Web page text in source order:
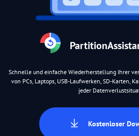
Schnelle und einfache Wiederherstellung Ihrer
von PCs, Laptops, USB-Laufwerken, SD-Karten,
jeder
Kostenloser